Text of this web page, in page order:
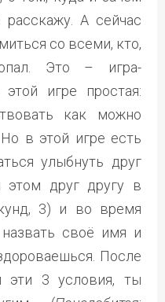
А сейчас
со всеми, кто,
Это – игра-
игре простая:
как можно
в этой игре есть
улыбнуть друг
этом друг другу в
3) и во время
своё имя и
После
эти 3 условия, ты